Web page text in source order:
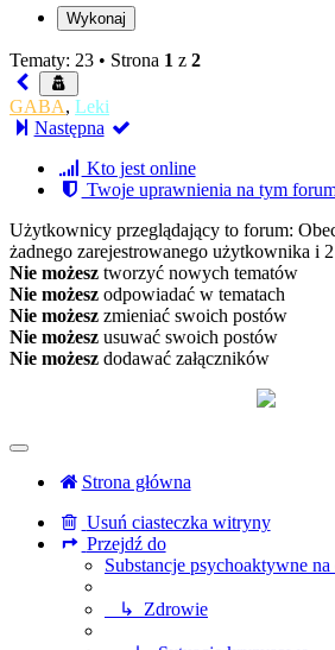
Tematy: 23 • Strona 1 z 2
GABA, Leki
Następna
Kto jest online
Twoje uprawnienia na tym
Użytkownicy przeglądający to forum:
żadnego zarejestrowanego użytkownika i
Nie możesz tworzyć nowych tematów
Nie możesz odpowiadać w tematach
Nie możesz zmieniać swoich postów
Nie możesz usuwać swoich postów
Nie możesz dodawać załączników
Strona główna
Usuń ciasteczka witryny
Przejdź do
Substancje psychoaktywne na
↳ Zdrowie